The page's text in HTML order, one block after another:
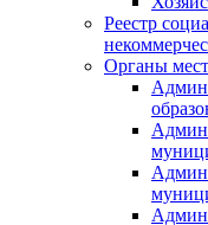
Реестр
Органы